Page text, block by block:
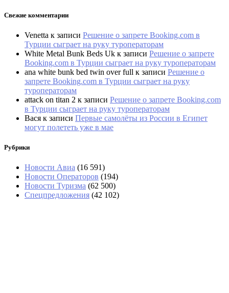
Свежие комментарии
Venetta к записи Решение о запрете Booking.com в
Турции сыграет на руку туроператорам
White Metal Bunk Beds Uk к записи Решение о запрете
Booking.com в Турции сыграет на руку туроператорам
ana white bunk bed twin over full к записи Решение о
запрете Booking.com в Турции сыграет на руку
туроператорам
attack on titan 2 к записи Решение о запрете Booking.com
в Турции сыграет на руку туроператорам
Вася к записи Первые самолёты из России в Египет
могут полететь уже в мае
Рубрики
Новости Авиа (16 591)
Новости Операторов (194)
Новости Туризма (62 500)
Спецпредложения (42 102)